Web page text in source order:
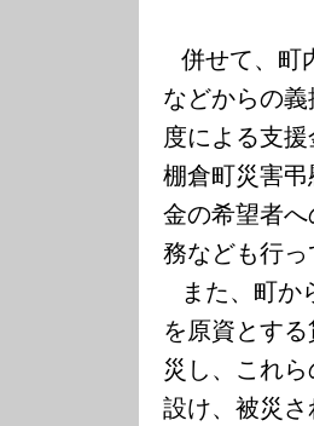
併せて、町
などからの
度による支
棚倉町災害
金の希望者
務なども行っ
また、町
を原資とす
災し、これ
設け、被災